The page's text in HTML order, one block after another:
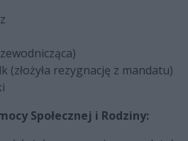
(złożyła rezygnację z mandatu)
Społecznej i Rodziny: